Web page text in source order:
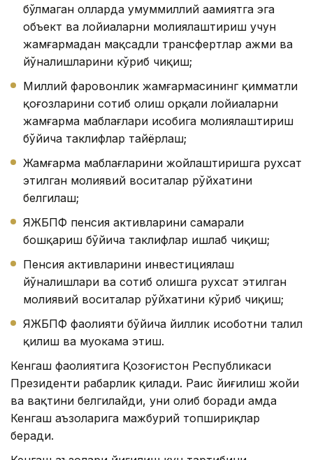
бўлмаган ҳолларда умуммиллий аҳамиятга эга
объект ва лойиҳаларни молиялаштириш учун
жамғармадан мақсадли трансфертлар ҳажми ва
йўналишларини кўриб чиқиш;
Миллий фаровонлик жамғармасининг қимматли
қоғозларини сотиб олиш орқали лойиҳаларни
жамғарма маблағлари ҳисобига молиялаштириш
бўйича таклифлар тайёрлаш;
Жамғарма маблағларини жойлаштиришга рухсат
этилган молиявий воситалар рўйхатини
белгилаш;
ЯЖБПФ пенсия активларини самарали
бошқариш бўйича таклифлар ишлаб чиқиш;
Пенсия активларини инвестициялаш
йўналишлари ва сотиб олишга рухсат этилган
молиявий воситалар рўйхатини кўриб чиқиш;
ЯЖБПФ фаолияти бўйича йиллик ҳисоботни таҳлил
қилиш ва муҳокама этиш.
Кенгаш фаолиятига Қозоғистон Республикаси
Президенти раҳбарлик қилади. Раис йиғилиш жойи
ва вақтини белгилайди, уни олиб боради ҳамда
Кенгаш аъзоларига мажбурий топшириқлар
беради.